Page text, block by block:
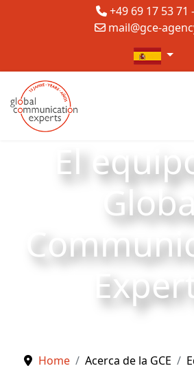
+49 69 17 53 71
mail@gce-
Seleccione
El
Home Acerca de la GCE